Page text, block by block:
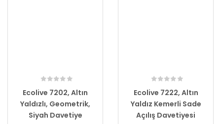
Ecolive 7202, Altın
Yaldızlı, Geometrik,
Siyah Davetiye
Ecolive 7222, Altın
Yaldız Kemerli Sade
Açılış Davetiyesi